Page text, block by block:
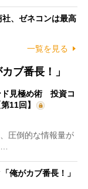
社、ゼネコンは最高
一覧を見る
ブ番長！」
ド見極め術 投資コ
11回】
圧倒的な情報量が
俺がカブ番長！」